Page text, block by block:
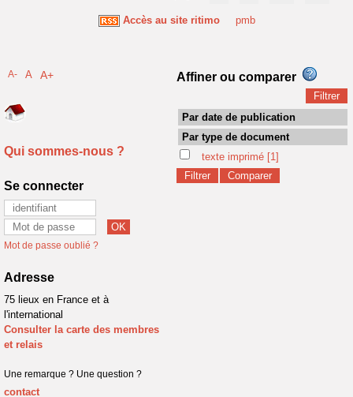
Accès au site ritimo pmb
A- A A+
Qui sommes-nous ?
Se connecter
Mot de passe oublié ?
Adresse
75 lieux en France et à
l'international
Consulter la carte des membres
et relais
Une remarque ? Une question ?
contact
Affiner ou comparer
Par date de publication
Par type de document
texte imprimé [1]